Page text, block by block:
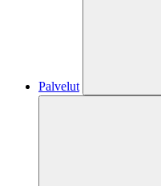
Palvelut